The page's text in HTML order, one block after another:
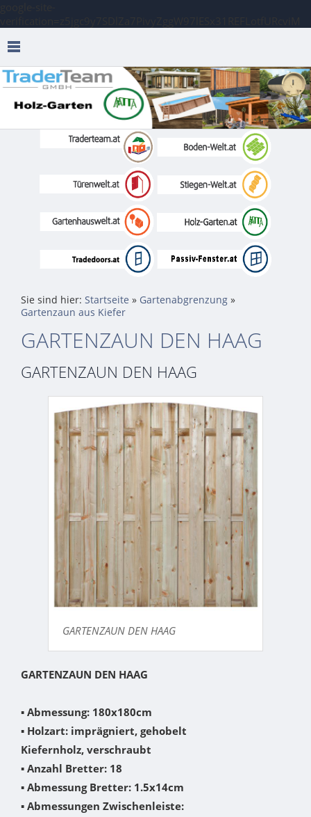
Sie sind hier: Startseite » Gartenabgrenzung »
Gartenzaun aus Kiefer
GARTENZAUN DEN HAAG
GARTENZAUN DEN HAAG
GARTENZAUN DEN HAAG
GARTENZAUN DEN HAAG
▪ Abmessung: 180x180cm
▪ Holzart: imprägniert, gehobelt
Kiefernholz, verschraubt
▪ Anzahl Bretter: 18
▪ Abmessung Bretter: 1.5x14cm
▪ Abmessungen Zwischenleiste: